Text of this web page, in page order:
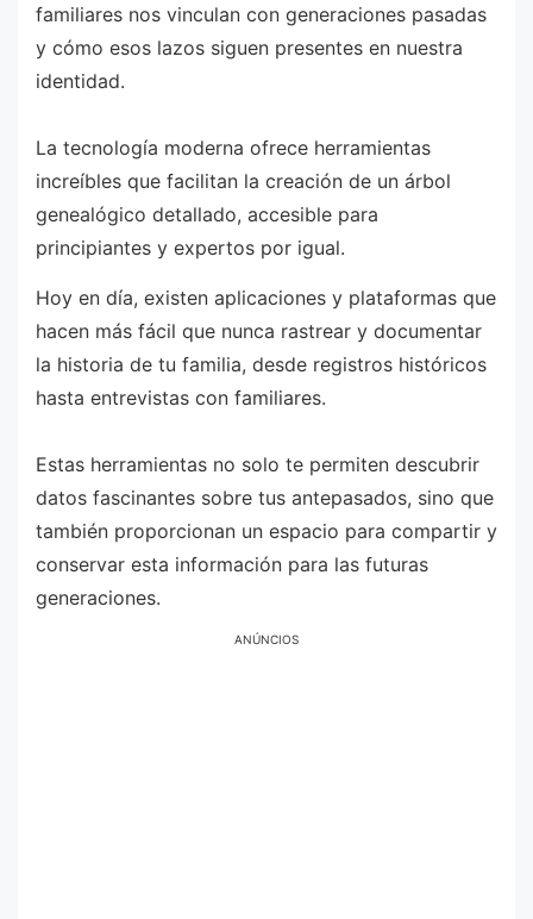
familiares nos vinculan con generaciones pasadas
y cómo esos lazos siguen presentes en nuestra
identidad.
La tecnología moderna ofrece herramientas
increíbles que facilitan la creación de un árbol
genealógico detallado, accesible para
principiantes y expertos por igual.
Hoy en día, existen aplicaciones y plataformas que
hacen más fácil que nunca rastrear y documentar
la historia de tu familia, desde registros históricos
hasta entrevistas con familiares.
Estas herramientas no solo te permiten descubrir
datos fascinantes sobre tus antepasados, sino que
también proporcionan un espacio para compartir y
conservar esta información para las futuras
generaciones.
ANÚNCIOS